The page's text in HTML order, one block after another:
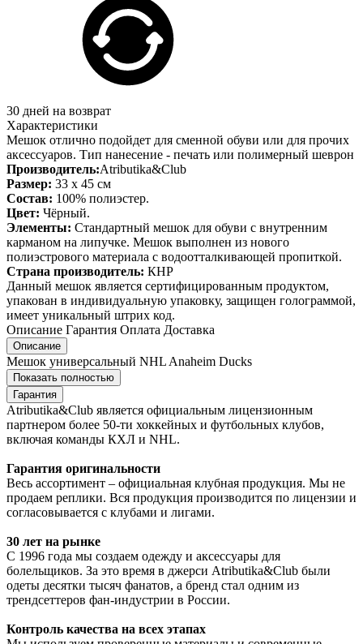
30 дней на возврат
Характеристики
Мешок отлично подойдет для сменной обуви или для прочих
аксессуаров. Тип нанесение - печать или полимерный шеврон
Производитель:Atributika&Club
Размер: 33 x 45 см
Состав: 100% полиэстер.
Цвет: Чёрный.
Элементы: Стандартный мешок для обуви с внутренним
карманом на липучке. Мешок выполнен из нового
полиэстрового материала с водоотталкивающей пропиткой.
Страна производитель: КНР
Данный мешок является сертифицированным продуктом,
упакован в индивидуальную упаковку, защищен голограммой,
имеет уникальный штрих код.
Описание Гарантия Оплата Доставка
Описание
Мешок универсальный NHL Anaheim Ducks
Показать полностью
Гарантия
Atributika&Club является официальным лицензионным
партнером более 50-ти хоккейных и футбольных клубов,
включая команды КХЛ и NHL.
Гарантия оригинальности
Весь ассортимент – официальная клубная продукция. Мы не
продаем реплики. Вся продукция производится по лицензии и
согласовывается с клубами и лигами.
30 лет на рынке
С 1996 года мы создаем одежду и аксессуары для
болельщиков. За это время в джерси Atributika&Club были
одеты десятки тысяч фанатов, а бренд стал одним из
трендсеттеров фан-индустрии в России.
Контроль качества на всех этапах